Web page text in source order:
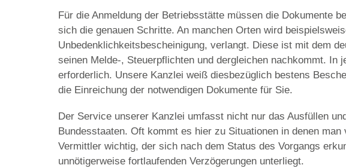
Für die Anmeldung der Betriebsstätte müssen die Dokumente
sich die genauen Schritte. An manchen Orten wird
Unbedenklichkeitsbescheinigung, verlangt. Diese ist mit dem
seinen Melde-, Steuerpflichten und dergleichen nachkommt.
erforderlich. Unsere Kanzlei weiß diesbezüglich bestens
die Einreichung der notwendigen Dokumente für Sie.
Der Service unserer Kanzlei umfasst nicht nur das Ausfüllen
Bundesstaaten. Oft kommt es hier zu Situationen in denen
Vermittler wichtig, der sich nach dem Status des Vorgangs
unnötigerweise fortlaufenden Verzögerungen unterliegt.